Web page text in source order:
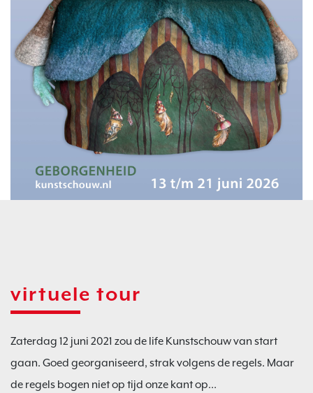
virtuele tour
Zaterdag 12 juni 2021 zou de life Kunstschouw van start
gaan. Goed georganiseerd, strak volgens de regels. Maar
de regels bogen niet op tijd onze kant op…